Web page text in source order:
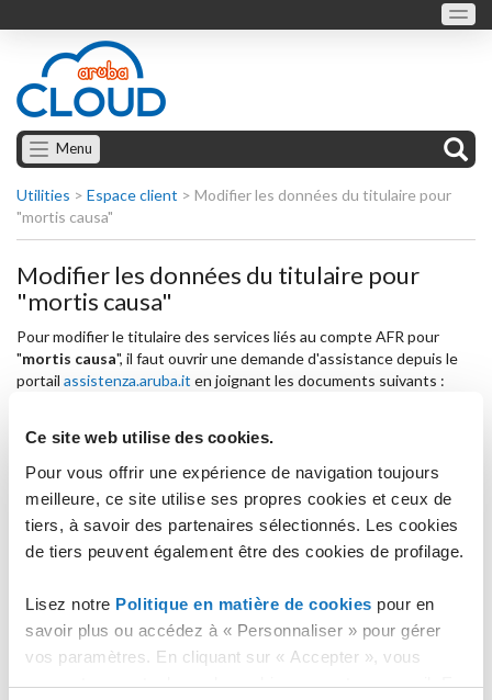
Ce site web utilise des cookies.
Pour vous offrir une expérience de navigation toujours
meilleure, ce site utilise ses propres cookies et ceux de
tiers, à savoir des partenaires sélectionnés. Les cookies
de tiers peuvent également être des cookies de profilage.
Lisez notre Politique en matière de cookies pour en
savoir plus ou accédez à « Personnaliser » pour gérer
vos paramètres. En cliquant sur « Accepter », vous
consentez au stockage de cookies sur votre appareil. En
Menu
Utilities > Espace client > Modifier les données du titulaire pour
"mortis causa"
Modifier les données du titulaire pour
"mortis causa"
Pour modifier le titulaire des services liés au compte AFR pour
"mortis causa", il faut ouvrir une demande d'assistance depuis le
portail assistenza.aruba.it en joignant les documents suivants :
COMPUTING CAUSE DÉCÈS" rempli et signé.
Copie recto verso d'une pièce d'identité en cours de validité
de l'héritier qui deviendra le nouveau titulaire.
Certificat de décès.
Le formulaire est au format PDF, vous pouvez télécharger
gratuitement le logiciel Adobe Acrobat Reader à
l'adresse get.adobe.compour pouvoir le lire.